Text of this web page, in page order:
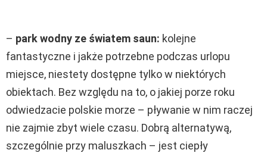
– park wodny ze światem saun: kolejne
fantastyczne i jakże potrzebne podczas urlopu
miejsce, niestety dostępne tylko w niektórych
obiektach. Bez względu na to, o jakiej porze roku
odwiedzacie polskie morze – pływanie w nim raczej
nie zajmie zbyt wiele czasu. Dobrą alternatywą,
szczególnie przy maluszkach – jest ciepły